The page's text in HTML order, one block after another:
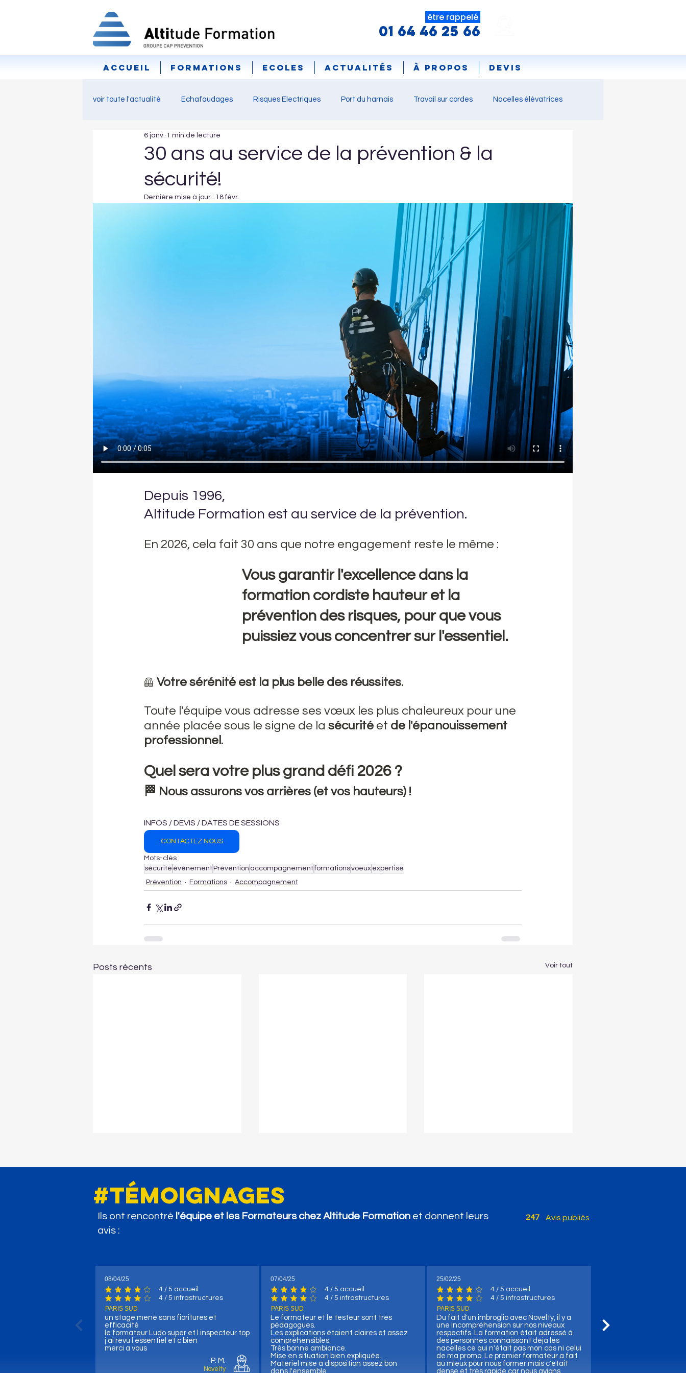
être rappelé
01 64 46 25 66
Accueil Formations ECOLES Actualités À propos DEVIS
voir toute l'actualité Echafaudages Risques Electriques Port du harnais Travail sur cordes Nacelles élévatrices
Interview Prévention
PREVENTICA SAFETY DAY Offre emplois
Nouveau centre école Secours
30 ans au service de la prévention & la
sécurité!
6 janv. 1 min de lecture
Dernière mise à jour : 18 févr.
Depuis 1996,
Altitude Formation est au service de la prévention.
En 2026, cela fait 30 ans que notre engagement reste le même :
Vous garantir l'excellence dans la
formation cordiste hauteur et la
prévention des risques, pour que vous
puissiez vous concentrer sur l'essentiel.
🦺 Votre sérénité est la plus belle des réussites.
Toute l'équipe vous adresse ses vœux les plus chaleureux pour une
année placée sous le signe de la sécurité et de l'épanouissement
professionnel.
Quel sera votre plus grand défi 2026 ?
🏁 Nous assurons vos arrières (et vos hauteurs) !
INFOS / DEVIS / DATES DE SESSIONS
CONTACTEZ NOUS
Mots-clés :
sécurité évènementPrévention accompagnementformationsvoeux expertise
Prévention
Formations Accompagnement
Posts récents Voir tout
Retours sur Altitude
Meilleurs Vœux 2025 ! ☝
#témoignages
Ils ont rencontré l'équipe et les Formateurs chez Altitude Formation et donnent leurs
avis :
247 Avis publiés
08/04/25
4 / 5 accueil
la note moyenne est 4 sur 5, d'après 4 votes, / 5 accueil
4 / 5 infrastructures
la note moyenne est 4 sur 5, d'après 4 votes, / 5 infrastructures
PARIS SUD
un stage mené sans fioritures et
efficacité
le formateur Ludo super et l inspecteur top
j ai revu l essentiel et c bien
merci a vous
P. M.
Novelty
07/04/25
4 / 5 accueil
la note moyenne est 4 sur 5, d'après 4 votes, / 5 accueil
4 / 5 infrastructures
la note moyenne est 4 sur 5, d'après 4 votes, / 5 infrastructures
PARIS SUD
Le formateur et le testeur sont très
pédagogues.
Les explications étaient claires et assez
compréhensibles.
Très bonne ambiance.
Mise en situation bien expliquée.
Matériel mise à disposition assez bon
dans l'ensemble.
25/02/25
4 / 5 accueil
la note moyenne est 4 sur 5, d'après 4 votes, / 5 accueil
4 / 5 infrastructures
la note moyenne est 4 sur 5, d'après 4 votes, / 5 infrastructures
PARIS SUD
Du fait d'un imbroglio avec Novelty, il y a
une incompréhension sur nos niveaux
respectifs. La formation était adressé à
des personnes connaissant déjà les
nacelles ce qui n'était pas mon cas ni celui
de ma promo. Le premier formateur a fait
au mieux pour nous former mais c'était
dense et très rapide car nous avions